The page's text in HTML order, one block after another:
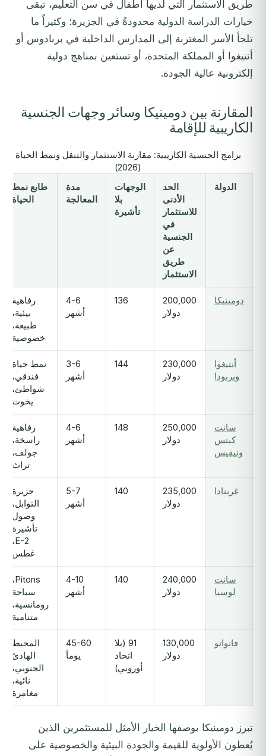
طريق الاستثمار التي لديها أطفال في سن التعليم، تبقى
خيارات الدراسة الدولية محدودةً في الجزيرة؛ وكثيراً ما
تلجأ الأسر المغتربة إلى المدارس الداخلية في بربادوس أو
أنتيغوا أو المملكة المتحدة، أو تستعين بمناهج دولية
إلكترونية عالية الجودة.
المقارنة بين دومينيكا وسائر وجهات الجنسية
الكاريبية للإقامة
برامج الجنسية الكاريبية: مقارنة الاستثمار والتنقل ونمط الحياة
(2026)
الدولة
الحد
الأدنى
للاستثمار
في
الجنسية
عن
طريق
الاستثمار
الوجهات
بلا
تأشيرة
مدة
المعالجة
طابع نمط
الحياة
دومينيكا
200,000
دولار
136
4-6
أشهر
رفاهية
بيئية،
طبيعة،
خصوصية
أنتيغوا
وبربودا
230,000
دولار
144
3-6
أشهر
نمط حياة
فندقي،
شواطئ،
يخوت
سانت
كيتس
ونيفيس
250,000
دولار
148
4-6
أشهر
رفاهية
راسخة،
جولف،
تراث
غرينادا
235,000
دولار
140
5-7
أشهر
جزيرة
التوابل،
وصول
تأشيرة
E-2،
غطس
سانت
لوسيا
240,000
دولار
140
4-10
أشهر
Pitons،
سياحة
رومانسية،
متنامية
فانواتو
130,000
دولار
91 (بلا
اتحاد
أوروبي)
45-60
يوماً
المحيط
الهادئ
الجنوبي،
نائية،
مغامرة
تبرز دومينيكا بوصفها الخيار الأمثل للمستثمرين الذين
يُعطون الأولوية للقيمة والجودة البيئية والخصوصية على